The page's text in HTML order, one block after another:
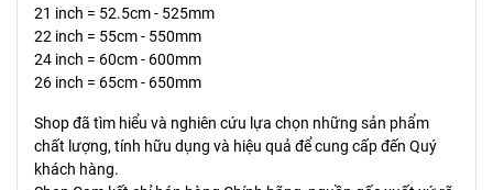
21 inch = 52.5cm - 525mm
22 inch = 55cm - 550mm
24 inch = 60cm - 600mm
26 inch = 65cm - 650mm
Shop đã tìm hiểu và nghiên cứu lựa chọn những sản phẩm
chất lượng, tính hữu dụng và hiệu quả để cung cấp đến Quý
khách hàng.